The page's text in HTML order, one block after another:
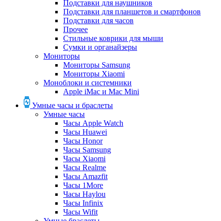
Подставки для наушников
Подставки для планшетов и смартфонов
Подставки для часов
Прочее
Стильные коврики для мыши
Сумки и органайзеры
Мониторы
Мониторы Samsung
Мониторы Xiaomi
Моноблоки и системники
Apple iMac и Mac Mini
Умные часы и браслеты
Умные часы
Часы Apple Watch
Часы Huawei
Часы Honor
Часы Samsung
Часы Xiaomi
Часы Realme
Часы Amazfit
Часы 1More
Часы Haylou
Часы Infinix
Часы Wifit